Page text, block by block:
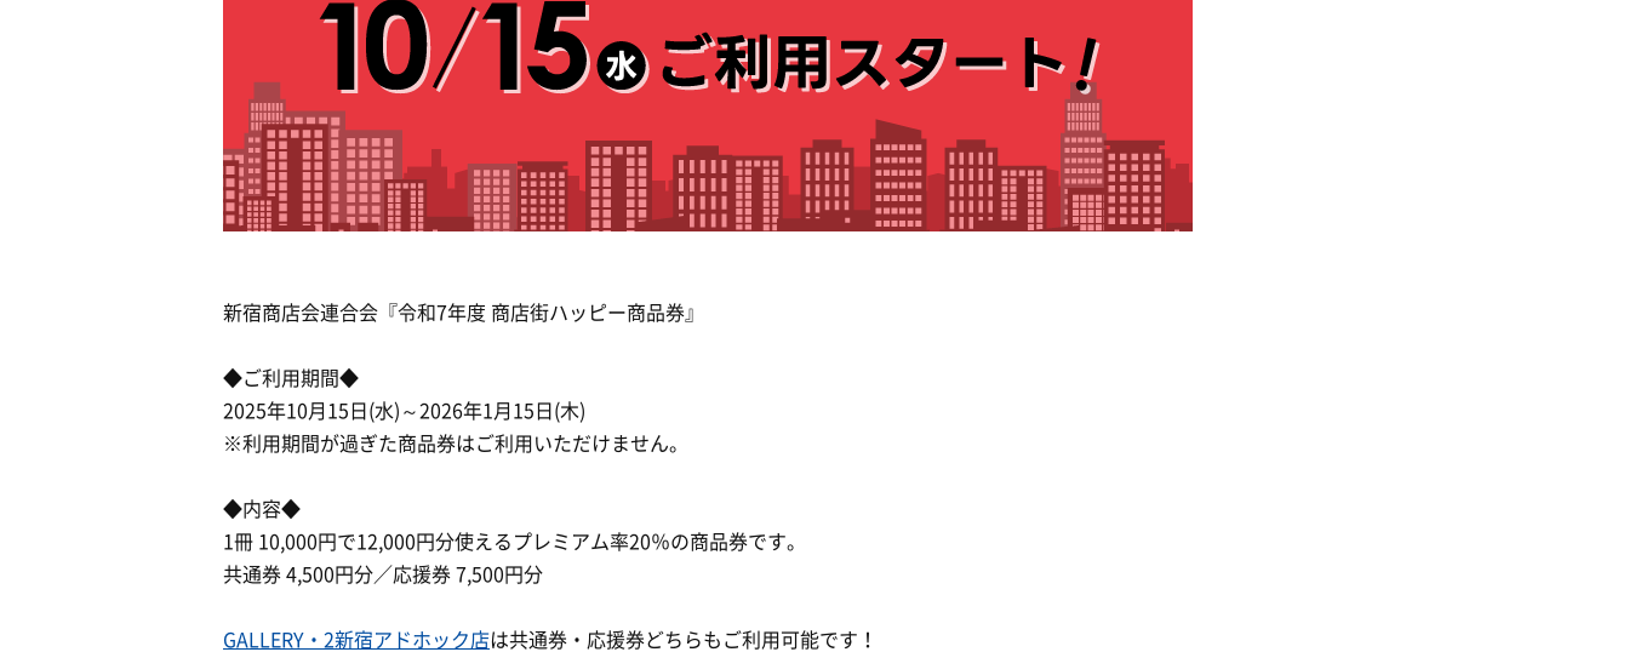
新宿商店会連合会『令和7年度 商店街ハッピー商品券』
◆ご利用期間◆
2025年10月15日(水)～2026年1月15日(木)
※利用期間が過ぎた商品券はご利用いただけません。
◆内容◆
1冊 10,000円で12,000円分使えるプレミアム率20％の商品券です。
共通券 4,500円分／応援券 7,500円分
GALLERY・2新宿アドホック店は共通券・応援券どちらもご利用可能です！